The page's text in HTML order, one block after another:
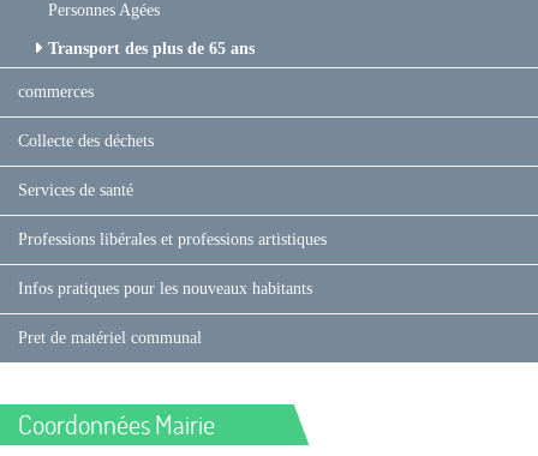
Personnes Agées
Transport des plus de 65 ans
commerces
Collecte des déchets
Services de santé
Professions libérales et professions artistiques
Infos pratiques pour les nouveaux habitants
Pret de matériel communal
Coordonnées Mairie